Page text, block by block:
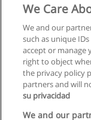
We Care
We and our
such as unique
accept or manage
right to object
the privacy policy
partners and will
su privacidad
We and our